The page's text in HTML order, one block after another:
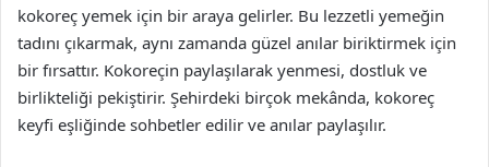
kokoreç yemek için bir araya gelirler. Bu lezzetli yemeğin
tadını çıkarmak, aynı zamanda güzel anılar biriktirmek için
bir fırsattır. Kokoreçin paylaşılarak yenmesi, dostluk ve
birlikteliği pekiştirir. Şehirdeki birçok mekânda, kokoreç
keyfi eşliğinde sohbetler edilir ve anılar paylaşılır.